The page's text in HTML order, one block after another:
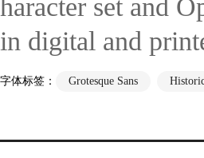
haracter set and
in digital and
字体标签： Grotesque Sans